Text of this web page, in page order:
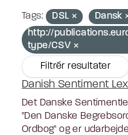
Tags: DSL Dansk
http://
type/CSV
Filtrér resultater
Danish Sentiment
Det Danske
"Den Danske
Ordbog" og er